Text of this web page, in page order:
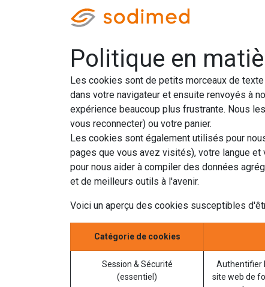
Politique en
Les cookies sont de petits morceaux de
dans votre navigateur et ensuite renvoyés à
expérience beaucoup plus frustrante. Nous
vous reconnecter) ou votre panier.
Les cookies sont également utilisés pour
pages que vous avez visités), votre langue
pour nous aider à compiler des données
et de meilleurs outils à l'avenir.
Voici un aperçu des cookies susceptibles
Catégorie de cookies
Session & Sécurité
(essentiel)
Authentifier
site web de